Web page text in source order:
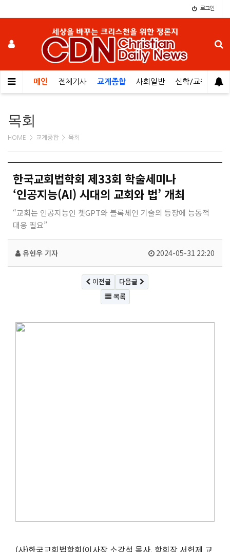
로그인
메인 전체기사 교계종합 사회일반 신학/교육 오
목회
HOME > 교계종합 > 목회
한국교회법학회 제33회 학술세미나
‘인공지능(AI) 시대의 교회와 법’ 개최
“교회는 인공지능인 쳇GPT와 블록체인 기술의 등장에 능동적
대응 필요”
유현우 기자 2024-05-31 22:20
이전글
다음글
목록
(사)한국교회법학회(이사장 소강석 목사, 학회장 서헌제 교